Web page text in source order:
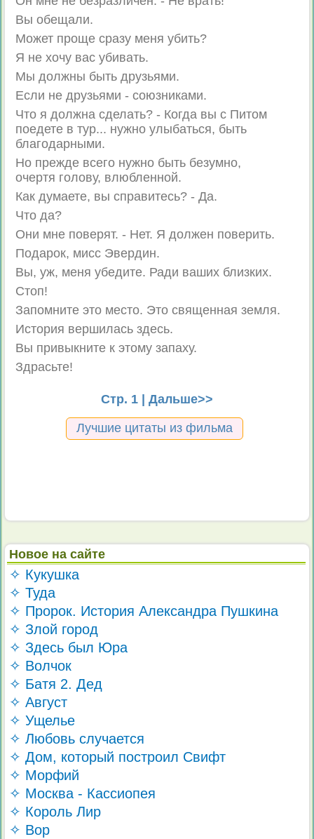
Вы обещали.
Может проще сразу меня убить?
Я не хочу вас убивать.
Мы должны быть друзьями.
Если не друзьями - союзниками.
Что я должна сделать? - Когда вы с Питом
поедете в тур... нужно улыбаться, быть
благодарными.
Но прежде всего нужно быть безумно,
очертя голову, влюбленной.
Как думаете, вы справитесь? - Да.
Что да?
Они мне поверят. - Нет. Я должен поверить.
Подарок, мисс Эвердин.
Вы, уж, меня убедите. Ради ваших близких.
Стоп!
Запомните это место. Это священная земля.
История вершилась здесь.
Вы привыкните к этому запаху.
Здрасьте!
Стр. 1 | Дальше>>
Лучшие цитаты из фильма
Новое на сайте
✧ Кукушка
✧ Туда
✧ Пророк. История Александра Пушкина
✧ Злой город
✧ Здесь был Юра
✧ Волчок
✧ Батя 2. Дед
✧ Август
✧ Ущелье
✧ Любовь случается
✧ Дом, который построил Свифт
✧ Морфий
✧ Москва - Кассиопея
✧ Король Лир
✧ Вор